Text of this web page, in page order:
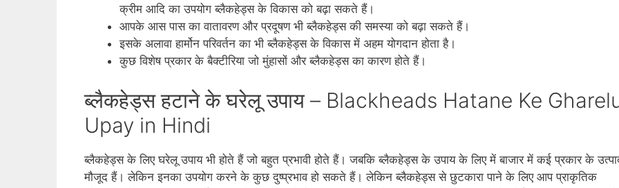
क्रीम आदि का उपयोग ब्‍लैकहेड्स के विकास को बढ़ा सकते हैं।
आपके आस पास का वातावरण और प्रदूषण भी ब्‍लैकहेड्स की समस्‍या को बढ़ा सकते हैं।
इसके अलावा हार्मोन परिवर्तन का भी ब्‍लैकहेड्स के विकास में अहम योगदान होता है।
कुछ विशेष प्रकार के बैक्‍टीरिया जो मुंहासों और ब्‍लैकहेड्स का कारण होते हैं।
ब्लैकहेड्स हटाने के घरेलू उपाय – Blackheads Hatane Ke
Upay in Hindi
ब्लैकहेड्स के लिए घरेलू उपाय भी होते हैं जो बहुत प्रभावी होते हैं। जबकि ब्‍लैकहेड्स के उपाय के लिए में बाजार में कई प्रकार के
मौजूद हैं। लेकिन इनका उपयोग करने के कुछ दुष्‍प्रभाव हो सकते हैं। लेकिन ब्‍लैकहेड्स से छुटकारा पाने के लिए आप प्राकृतिक